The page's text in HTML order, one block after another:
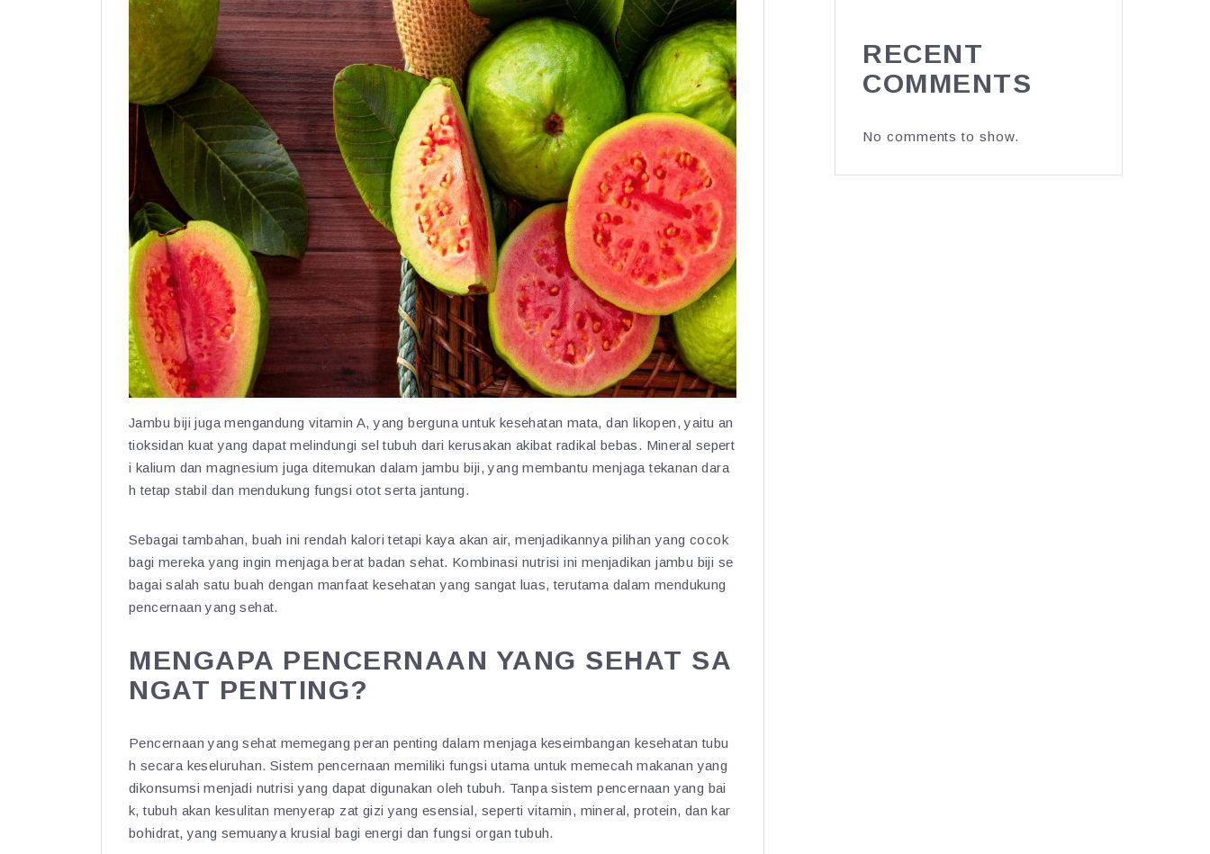
Jambu biji juga mengandung vitamin A, yang berguna untuk kesehatan mata, dan likopen, yaitu an
tioksidan kuat yang dapat melindungi sel tubuh dari kerusakan akibat radikal bebas. Mineral sepert
i kalium dan magnesium juga ditemukan dalam jambu biji, yang membantu menjaga tekanan dara
h tetap stabil dan mendukung fungsi otot serta jantung.
Sebagai tambahan, buah ini rendah kalori tetapi kaya akan air, menjadikannya pilihan yang cocok
bagi mereka yang ingin menjaga berat badan sehat. Kombinasi nutrisi ini menjadikan jambu biji se
bagai salah satu buah dengan manfaat kesehatan yang sangat luas, terutama dalam mendukung
pencernaan yang sehat.
MENGAPA PENCERNAAN YANG SEHAT SA
NGAT PENTING?
Pencernaan yang sehat memegang peran penting dalam menjaga keseimbangan kesehatan tubu
h secara keseluruhan. Sistem pencernaan memiliki fungsi utama untuk memecah makanan yang
dikonsumsi menjadi nutrisi yang dapat digunakan oleh tubuh. Tanpa sistem pencernaan yang bai
k, tubuh akan kesulitan menyerap zat gizi yang esensial, seperti vitamin, mineral, protein, dan kar
bohidrat, yang semuanya krusial bagi energi dan fungsi organ tubuh.
RECENT
COMMENTS
No comments to show.